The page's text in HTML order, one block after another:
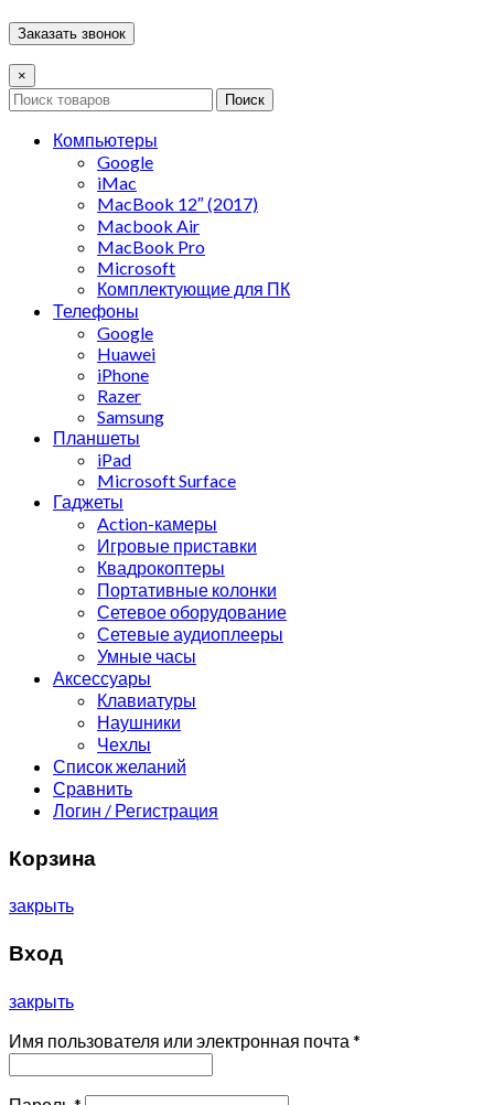
×
Поиск
Компьютеры
Google
iMac
MacBook 12″ (2017)
Macbook Air
MacBook Pro
Microsoft
Комплектующие для ПК
Телефоны
Google
Huawei
iPhone
Razer
Samsung
Планшеты
iPad
Microsoft Surface
Гаджеты
Action-камеры
Игровые приставки
Квадрокоптеры
Портативные колонки
Сетевое оборудование
Сетевые аудиоплееры
Умные часы
Аксессуары
Клавиатуры
Наушники
Чехлы
Список желаний
Сравнить
Логин / Регистрация
Корзина
закрыть
Вход
закрыть
Имя пользователя или электронная почта *